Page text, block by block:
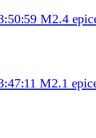
M2.4
M2.1